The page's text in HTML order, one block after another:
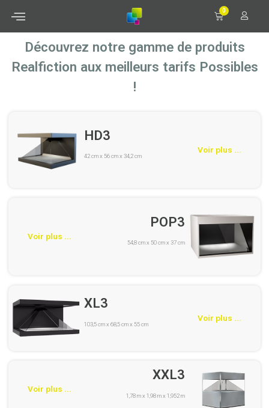
0
Découvrez notre gamme de produits
Realfiction aux meilleurs tarifs Possibles
!
HD3
42 cm x 56 cm x 34,2 cm
Voir plus ...
Voir plus ...
POP3
54,8 cm x 50 cm x 37 cm
XL3
103,5 cm x 68,5 cm x 55 cm
Voir plus ...
Voir plus ...
XXL3
1,78 m x 1,98 m x 1,952 m